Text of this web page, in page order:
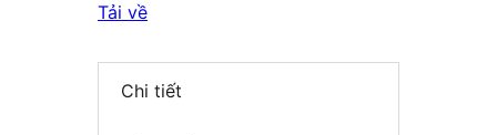
Tải về
Chi tiết